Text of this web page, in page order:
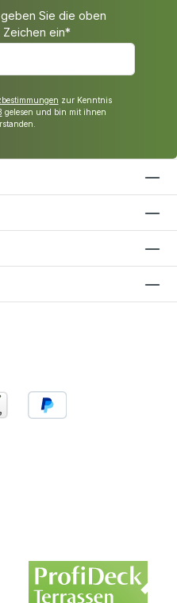
Sie die oben
ein*
zur Kenntnis
gelesen und bin mit ihnen